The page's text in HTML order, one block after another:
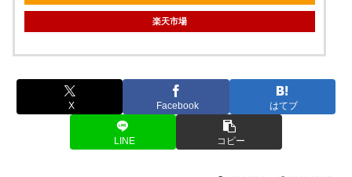
楽天市場
X Facebook はてブ
LINE コピー